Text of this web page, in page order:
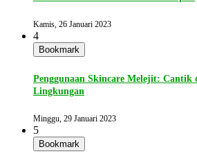
Kamis, 26 Januari 2023
4
Bookmark
Penggunaan Skincare Melejit: Cantik
Lingkungan
Minggu, 29 Januari 2023
5
Bookmark